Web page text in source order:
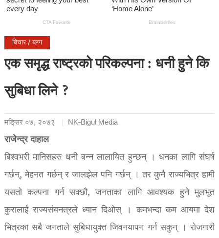
बिचार / ब्लग
एक समृद्ध राष्ट्रकाे परिकल्पना : धनी हुने कि
सुबिधा लिने ?
मङि्सर ०७, २०७३ NK-Bigul Media
राजेन्द्र दाहाल
बिश्वभरी मानिसहरु धनी बन्न लालायित हुन्छन् । धनका लागि संघर्ष
गर्छन्, मेहनत गर्छन् र जालझेल पनि गर्छन् । तर कुनै राज्यभित्र हामी
यसतो कल्पना गर्न सक्छौ, जनताका लागि आवश्यक हुने मुलभूत
कुरालाई राज्यसंयनत्रले ध्यान दिओस् । कमभन्दा कम आयमा देश
भित्रका सबै जनताले सुबिधायुक्त जिवनयापन गर्न सकुन् । रोजगारी